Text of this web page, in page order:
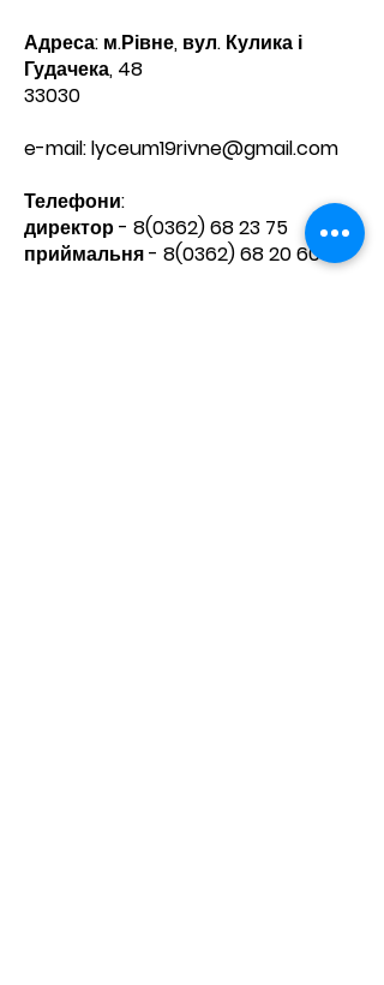
Адреса: м.Рівне, вул. Кулика і
Гудачека, 48
33030
e-mail:lyceum19rivne@gmail.com
Телефони:​
директор - 8(0362) 68 23 75
приймальня - 8(0362) 68 20 60